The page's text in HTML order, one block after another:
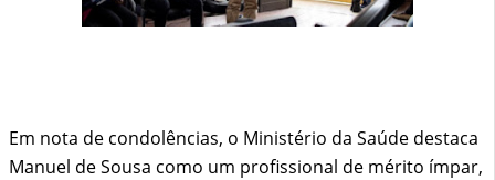
Em nota de condolências, o Ministério da Saúde destaca
Manuel de Sousa como um profissional de mérito ímpar,